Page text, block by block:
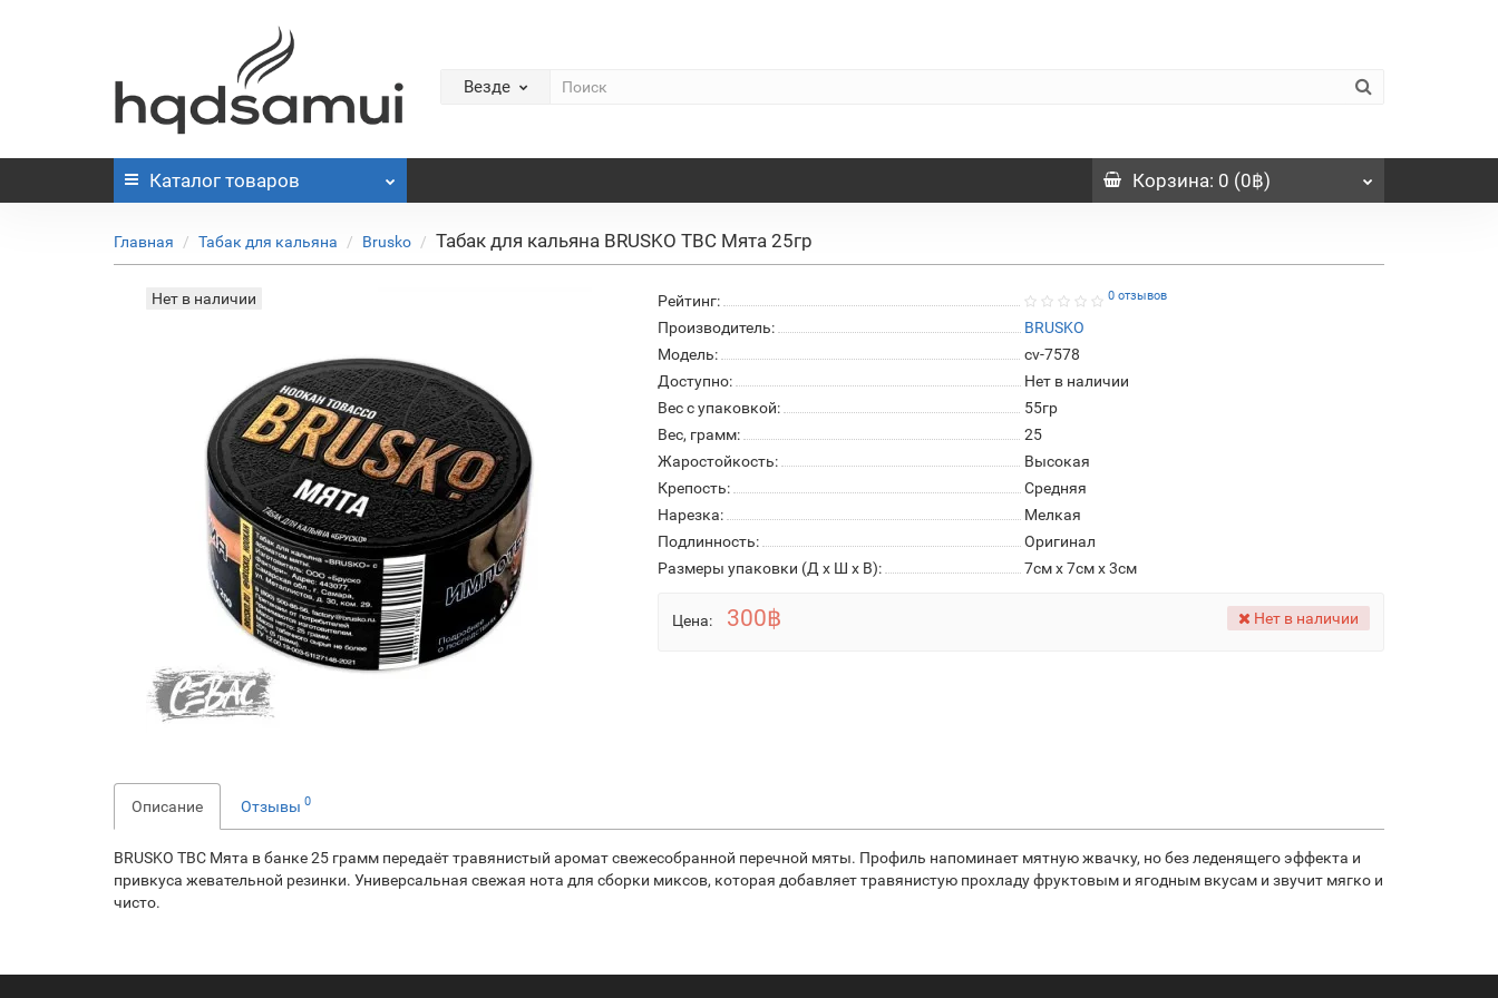
Везде
Каталог товаров Корзина: 0 (0฿)
Главная Табак для кальяна Brusko Табак для кальяна BRUSKO TBC Мята 25гр
Нет в наличии Рейтинг: 0 отзывов
Производитель:
BRUSKO
Модель:
cv-7578
Доступно:
Нет в наличии
Вес с упаковкой:
55гр
Вес, грамм:
25
Жаростойкость:
Высокая
Крепость:
Средняя
Нарезка:
Мелкая
Подлинность:
Оригинал
Размеры упаковки (Д х Ш х В):
7см x 7см x 3см
Цена: 300฿ Нет в наличии
Описание Отзывы 0
BRUSKO TBC Мята в банке 25 грамм передаёт травянистый аромат свежесобранной перечной мяты. Профиль напоминает мятную жвачку, но без леденящего эффекта и
привкуса жевательной резинки. Универсальная свежая нота для сборки миксов, которая добавляет травянистую прохладу фруктовым и ягодным вкусам и звучит мягко и
чисто.